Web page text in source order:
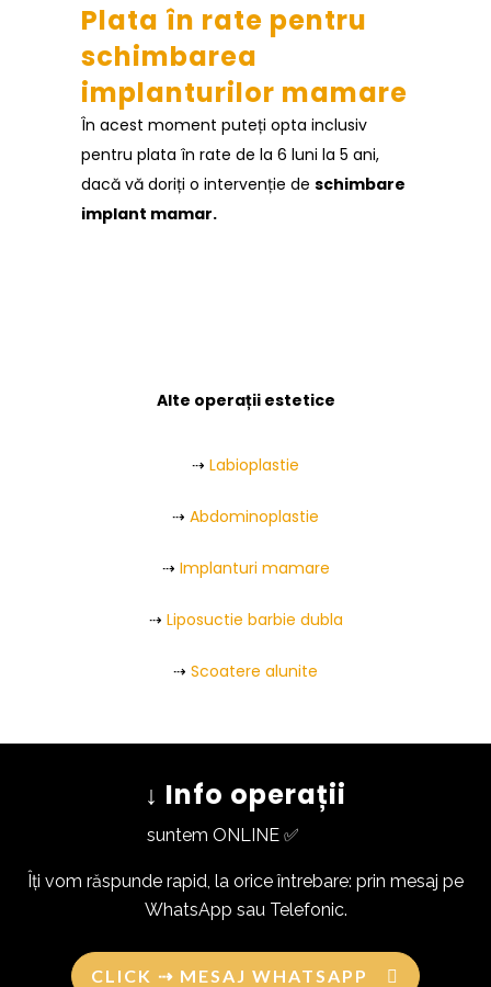
Plata în rate pentru
schimbarea
implanturilor mamare
În acest moment puteți opta inclusiv
pentru plata în rate de la 6 luni la 5 ani,
dacă vă doriți o intervenție de schimbare
implant mamar.
Alte operații estetice
⇢ Labioplastie
⇢ Abdominoplastie
⇢ Implanturi mamare
⇢ Liposuctie barbie dubla
⇢ Scoatere alunite
↓ Info operații
suntem ONLINE ✅
Îți vom răspunde rapid, la orice întrebare: prin mesaj pe
WhatsApp sau Telefonic.
CLICK ⇢ MESAJ WHATSAPP